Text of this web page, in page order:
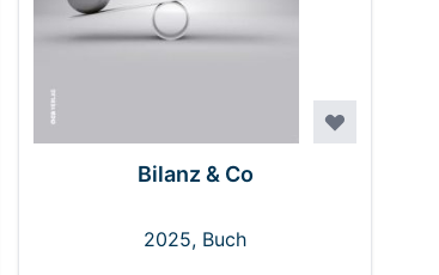
Bilanz & Co
2025, Buch